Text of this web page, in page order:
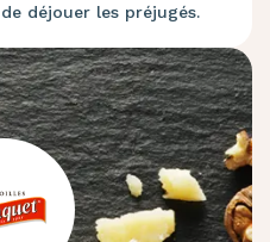
déjouer les préjugés.